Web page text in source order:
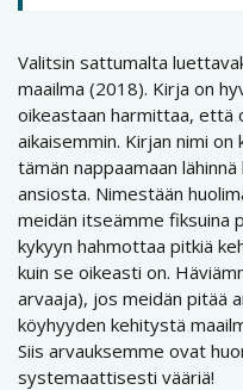
Valitsin sattumalta
maailma (2018). Kirja on
oikeastaan harmittaa, että
aikaisemmin. Kirjan nimi
tämän nappaamaan
ansiosta. Nimestään
meidän itseämme fiksuina
kykyyn hahmottaa pitkiä
kuin se oikeasti on.
arvaaja), jos meidän pitää
köyhyyden kehitystä
Siis arvauksemme ovat
systemaattisesti vääriä!